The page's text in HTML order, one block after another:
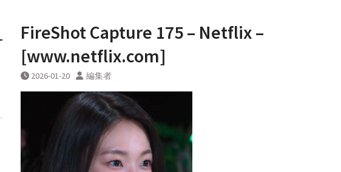
FireShot Capture 175 – Netflix –
[www.netflix.com]
2026-01-20 編集者